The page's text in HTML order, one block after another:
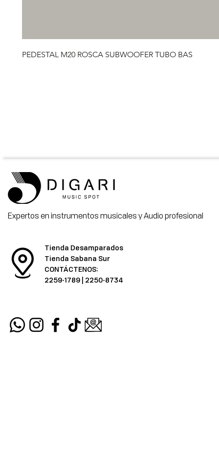
PEDESTAL M20 ROSCA SUBWOOFER TUBO BAS
Expertos en instrumentos musicales y Audio profesional
Tienda Desamparados
Tienda Sabana Sur
CONTÁCTENOS:
2259-1789 | 2250-8734